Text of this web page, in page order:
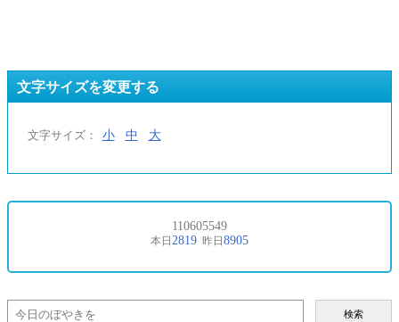
文字サイズを変更する
文字サイズ： 小 中 大
検索